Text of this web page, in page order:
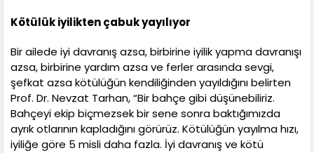
Kötülük iyilikten çabuk yayılıyor
Bir ailede iyi davranış azsa, birbirine iyilik yapma davranışı
azsa, birbirine yardım azsa ve ferler arasında sevgi,
şefkat azsa kötülüğün kendiliğinden yayıldığını belirten
Prof. Dr. Nevzat Tarhan, “Bir bahçe gibi düşünebiliriz.
Bahçeyi ekip biçmezsek bir sene sonra baktığımızda
ayrık otlarının kapladığını görürüz. Kötülüğün yayılma hızı,
iyiliğe göre 5 misli daha fazla. İyi davranış ve kötü